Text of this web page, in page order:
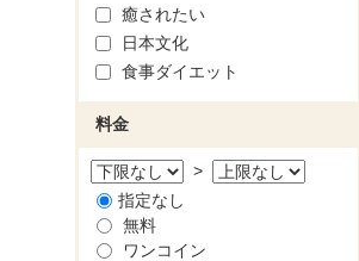
癒されたい
日本文化
食事ダイエット
料金
>
指定なし
無料
ワンコイン